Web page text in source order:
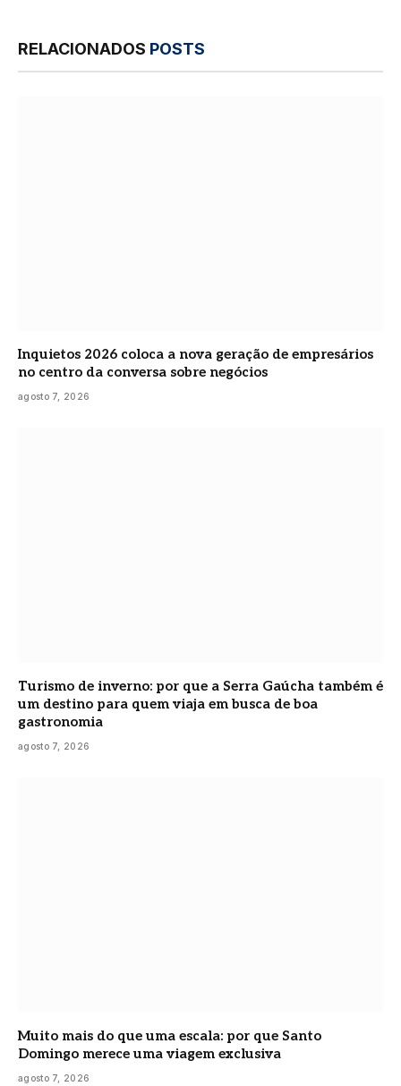
RELACIONADOS POSTS
Inquietos 2026 coloca a nova geração de empresários
no centro da conversa sobre negócios
agosto 7, 2026
Turismo de inverno: por que a Serra Gaúcha também é
um destino para quem viaja em busca de boa
gastronomia
agosto 7, 2026
Muito mais do que uma escala: por que Santo
Domingo merece uma viagem exclusiva
agosto 7, 2026